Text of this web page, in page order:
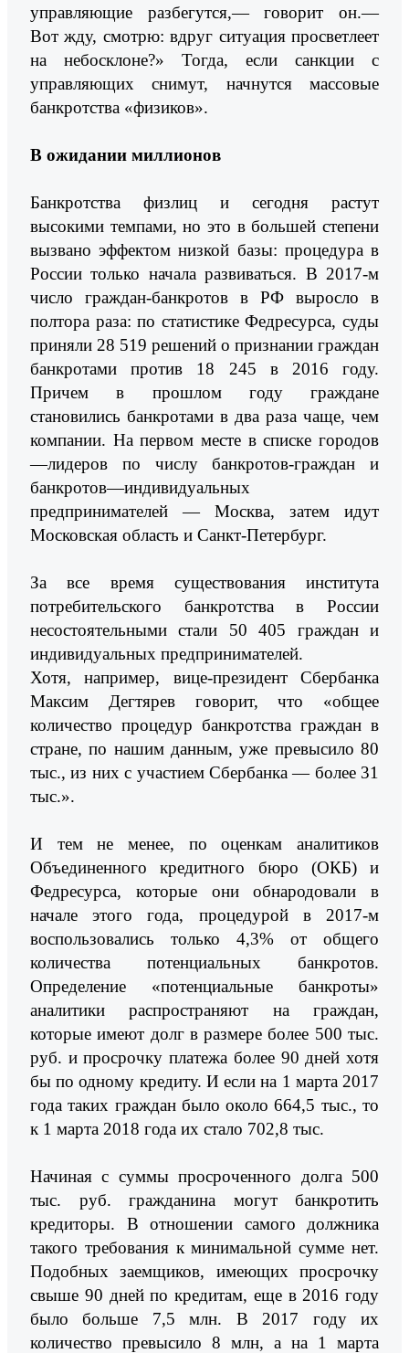
управляющие разбегутся,— говорит он.—
Вот жду, смотрю: вдруг ситуация просветлеет
на небосклоне?» Тогда, если санкции с
управляющих снимут, начнутся массовые
банкротства «физиков».
В ожидании миллионов
Банкротства физлиц и сегодня растут
высокими темпами, но это в большей степени
вызвано эффектом низкой базы: процедура в
России только начала развиваться. В 2017-м
число граждан-банкротов в РФ выросло в
полтора раза: по статистике Федресурса, суды
приняли 28 519 решений о признании граждан
банкротами против 18 245 в 2016 году.
Причем в прошлом году граждане
становились банкротами в два раза чаще, чем
компании. На первом месте в списке городов
—лидеров по числу банкротов-граждан и
банкротов—индивидуальных
предпринимателей — Москва, затем идут
Московская область и Санкт-Петербург.
За все время существования института
потребительского банкротства в России
несостоятельными стали 50 405 граждан и
индивидуальных предпринимателей.
Хотя, например, вице-президент Сбербанка
Максим Дегтярев говорит, что «общее
количество процедур банкротства граждан в
стране, по нашим данным, уже превысило 80
тыс., из них с участием Сбербанка — более 31
тыс.».
И тем не менее, по оценкам аналитиков
Объединенного кредитного бюро (ОКБ) и
Федресурса, которые они обнародовали в
начале этого года, процедурой в 2017-м
воспользовались только 4,3% от общего
количества потенциальных банкротов.
Определение «потенциальные банкроты»
аналитики распространяют на граждан,
которые имеют долг в размере более 500 тыс.
руб. и просрочку платежа более 90 дней хотя
бы по одному кредиту. И если на 1 марта 2017
года таких граждан было около 664,5 тыс., то
к 1 марта 2018 года их стало 702,8 тыс.
Начиная с суммы просроченного долга 500
тыс. руб. гражданина могут банкротить
кредиторы. В отношении самого должника
такого требования к минимальной сумме нет.
Подобных заемщиков, имеющих просрочку
свыше 90 дней по кредитам, еще в 2016 году
было больше 7,5 млн. В 2017 году их
количество превысило 8 млн, а на 1 марта